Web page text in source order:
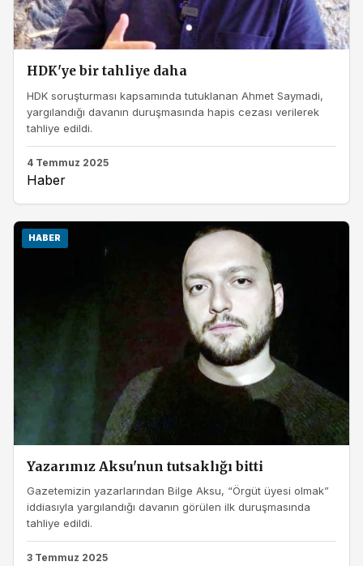
HDK'ye bir tahliye daha
HDK soruşturması kapsamında tutuklanan Ahmet Saymadi,
yargılandığı davanın duruşmasında hapis cezası verilerek
tahliye edildi.
4 Temmuz 2025
Haber
HABER
Yazarımız Aksu'nun tutsaklığı bitti
Gazetemizin yazarlarından Bilge Aksu, “Örgüt üyesi olmak”
iddiasıyla yargılandığı davanın görülen ilk duruşmasında
tahliye edildi.
3 Temmuz 2025